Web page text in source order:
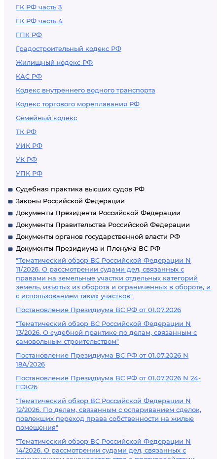
ГК РФ часть 3
ГК РФ часть 4
ГПК РФ
Градостроительный кодекс РФ
Жилищный кодекс РФ
КАС РФ
Кодекс внутреннего водного транспорта
Кодекс торгового мореплавания РФ
Семейный кодекс
ТК РФ
УИК РФ
УК РФ
УПК РФ
Судебная практика высших судов РФ
Законы Российской Федерации
Документы Президента Российской Федерации
Документы Правительства Российской Федерации
Документы органов государственной власти РФ
Документы Президиума и Пленума ВС РФ
"Тематический обзор ВС Российской Федерации N
11/2026. О рассмотрении судами дел, связанных с
правами на земельные участки отдельных категорий
земель, изъятых из оборота и ограниченных в обороте, и
с использованием таких участков"
Постановление Президиума ВС РФ от 01.07.2026
"Тематический обзор ВС Российской Федерации N
13/2026. О судебной практике по делам, связанным с
самовольным строительством"
Постановление Президиума ВС РФ от 01.07.2026 N
18А/2026
Постановление Президиума ВС РФ от 01.07.2026 N 24-
ПЭК26
"Тематический обзор ВС Российской Федерации N
12/2026. По делам, связанным с оспариванием сделок,
повлекших переход права собственности на жилые
помещения"
"Тематический обзор ВС Российской Федерации N
14/2026. О рассмотрении судами дел, связанных с